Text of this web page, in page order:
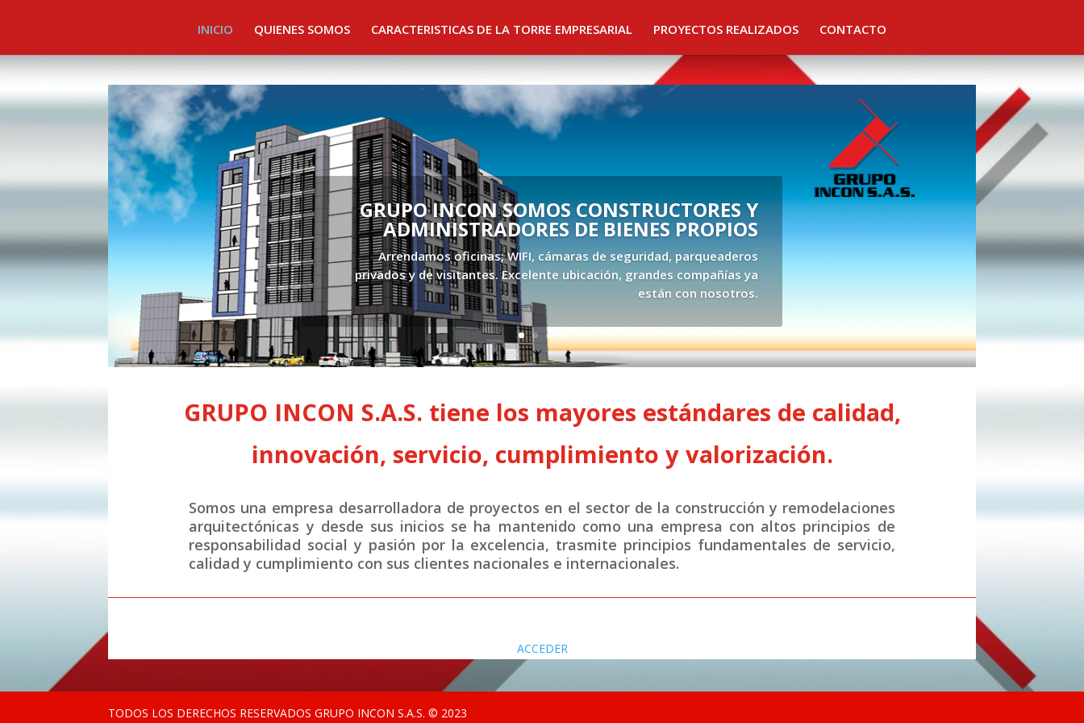
INICIO QUIENES SOMOS CARACTERISTICAS DE LA TORRE EMPRESARIAL PROYECTOS REALIZADOS CONTACTO
GRUPO INCON SOMOS CONSTRUCTORES Y
ADMINISTRADORES DE BIENES PROPIOS
Arrendamos oficinas; WIFI, cámaras de seguridad, parqueaderos
privados y de visitantes. Excelente ubicación, grandes compañías ya
están con nosotros.
GRUPO INCON S.A.S. tiene los mayores estándares de calidad,
innovación, servicio, cumplimiento y valorización.
Somos una empresa desarrolladora de proyectos en el sector de la construcción y remodelaciones
arquitectónicas y desde sus inicios se ha mantenido como una empresa con altos principios de
responsabilidad social y pasión por la excelencia, trasmite principios fundamentales de servicio,
calidad y cumplimiento con sus clientes nacionales e internacionales.
ACCEDER
TODOS LOS DERECHOS RESERVADOS GRUPO INCON S.A.S. © 2023